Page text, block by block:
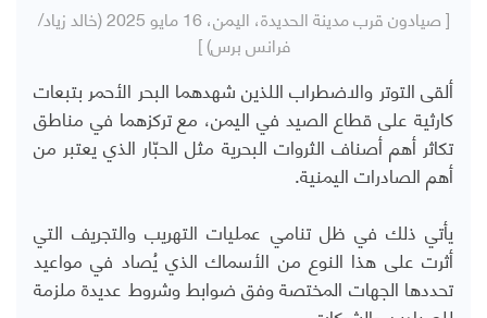
[ صيادون قرب مدينة الحديدة، اليمن، 16 مايو 2025 (خالد زياد/
فرانس برس) ]
ألقى التوتر والاضطراب اللذين شهدهما البحر الأحمر بتبعات
كارثية على قطاع الصيد في اليمن، مع تركزهما في مناطق
تكاثر أهم أصناف الثروات البحرية مثل الحبّار الذي يعتبر من
أهم الصادرات اليمنية.
يأتي ذلك في ظل تنامي عمليات التهريب والتجريف التي
أثرت على هذا النوع من الأسماك الذي يُصاد في مواعيد
تحددها الجهات المختصة وفق ضوابط وشروط عديدة ملزمة